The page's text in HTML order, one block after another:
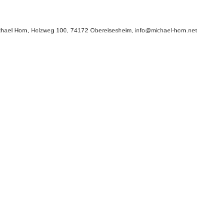
Horn, Holzweg 100, 74172 Obereisesheim, info@michael-horn.net